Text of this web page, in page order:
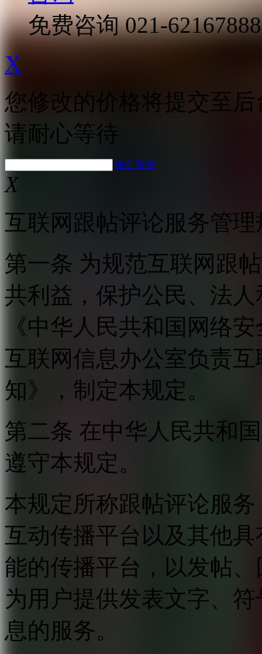
免费咨询 021-62167888
X
您修改的价格将提交至
请耐心等待
确定 取消
X
互联网跟帖评论服务管理
第一条 为规范互联网跟
共利益，保护公民、法
《中华人民共和国网络
互联网信息办公室负责
知》，制定本规定。
第二条 在中华人民共和
遵守本规定。
本规定所称跟帖评论服
互动传播平台以及其他
能的传播平台，以发帖
为用户提供发表文字、
息的服务。